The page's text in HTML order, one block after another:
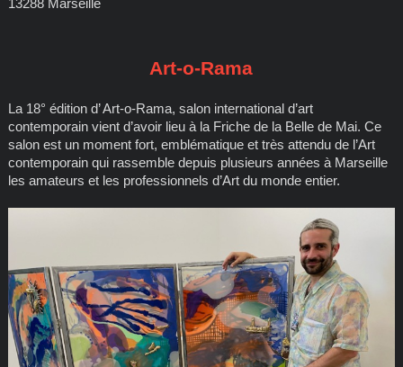
Art-o-Rama
La 18° édition d’ Art-o-Rama, salon international d’art
contemporain vient d’avoir lieu à la Friche de la Belle de Mai. Ce
salon est un moment fort, emblématique et très attendu de l’Art
contemporain qui rassemble depuis plusieurs années à Marseille
les amateurs et les professionnels d’Art du monde entier.